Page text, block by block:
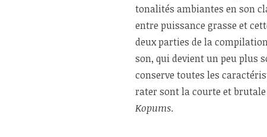
tonalités ambiantes en son
entre puissance grasse et
deux parties de la
son, qui devient un peu plus
conserve toutes les
rater sont la courte et brutale
Kopums.